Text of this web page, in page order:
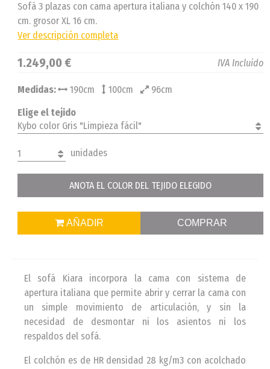
Sofá 3 plazas con cama apertura italiana y colchón 140 x 190
cm. grosor XL 16 cm.
Ver descripción completa
1.249,00 € IVA Incluido
Medidas: 190cm 100cm
96cm
Elige el tejido
Kybo color Gris "Limpieza fácil"
1 unidades
ANOTA EL COLOR DEL TEJIDO ELEGIDO
AÑADIR COMPRAR
El sofá Kiara incorpora la cama con sistema de
apertura italiana que permite abrir y cerrar la cama con
un simple movimiento de articulación, y sin la
necesidad de desmontar ni los asientos ni los
respaldos del sofá.
El colchón es de HR densidad 28 kg/m3 con acolchado